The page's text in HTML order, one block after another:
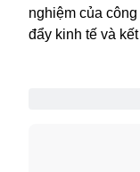
nghiệm của
đẩy kinh tế và